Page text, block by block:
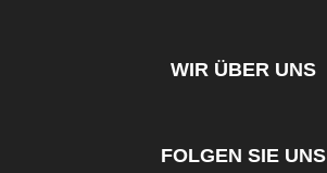
WIR ÜBER UNS
FOLGEN SIE UNS